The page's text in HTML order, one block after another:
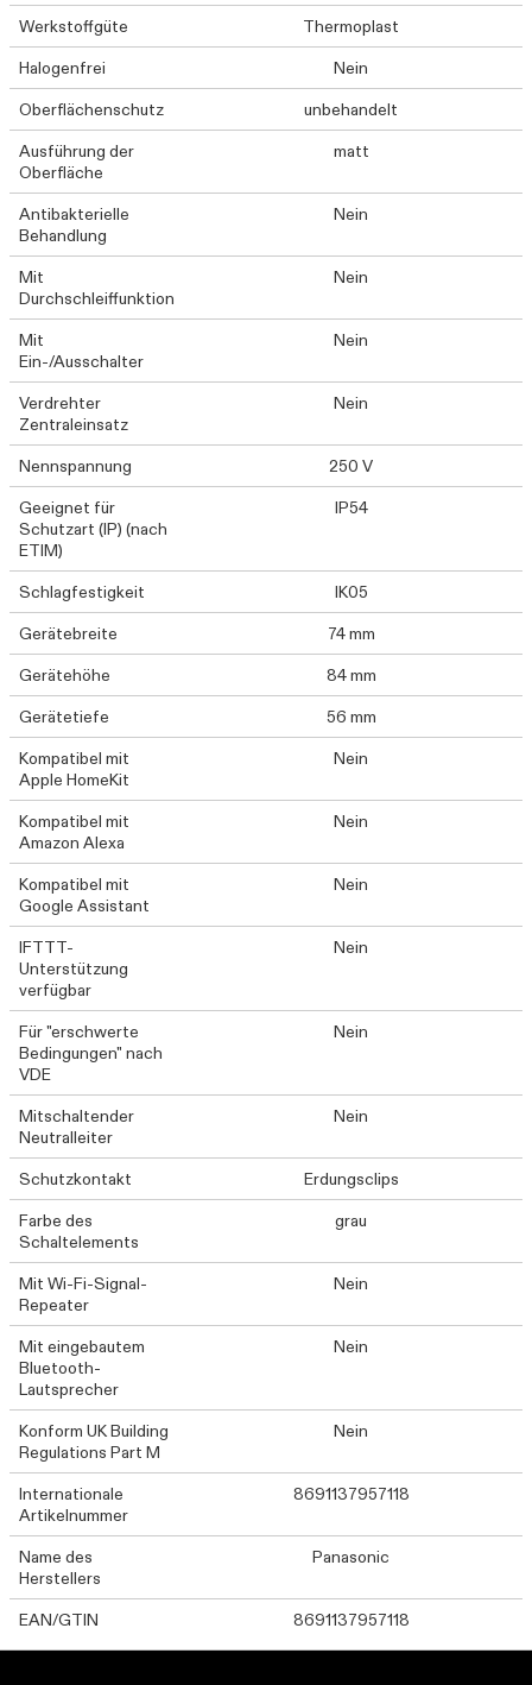
Werkstoffgüte
Thermoplast
Halogenfrei
Nein
Oberflächenschutz
unbehandelt
Ausführung der
Oberfläche
matt
Antibakterielle
Behandlung
Nein
Mit
Durchschleiffunktion
Nein
Mit
Ein-/Ausschalter
Nein
Verdrehter
Zentraleinsatz
Nein
Nennspannung
250 V
Geeignet für
Schutzart (IP) (nach
ETIM)
IP54
Schlagfestigkeit
IK05
Gerätebreite
74 mm
Gerätehöhe
84 mm
Gerätetiefe
56 mm
Kompatibel mit
Apple HomeKit
Nein
Kompatibel mit
Amazon Alexa
Nein
Kompatibel mit
Google Assistant
Nein
IFTTT-
Unterstützung
verfügbar
Nein
Für "erschwerte
Bedingungen" nach
VDE
Nein
Mitschaltender
Neutralleiter
Nein
Schutzkontakt
Erdungsclips
Farbe des
Schaltelements
grau
Mit Wi-Fi-Signal-
Repeater
Nein
Mit eingebautem
Bluetooth-
Lautsprecher
Nein
Konform UK Building
Regulations Part M
Nein
Internationale
Artikelnummer
8691137957118
Name des
Herstellers
Panasonic
EAN/GTIN 8691137957118